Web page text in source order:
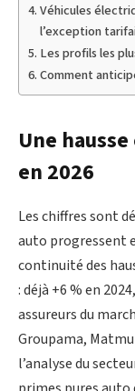
Véhicules
l’exception
Les profils les
Comment
Une
en 2026
Les chiffres sont
auto progressent
continuité des
: déjà +6 % en
assureurs du
Groupama,
l’analyse du